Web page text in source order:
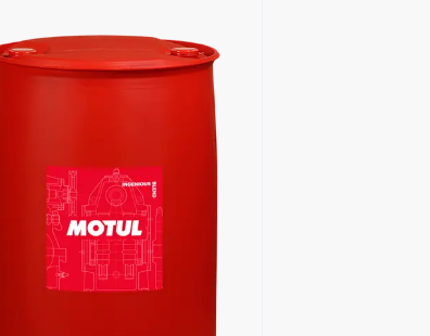
Encuentra un centro Motul